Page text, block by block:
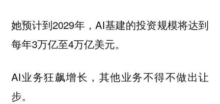
她预计到2029年，AI基建的投资规模将达到
每年3万亿至4万亿美元。
AI业务狂飙增长，其他业务不得不做出让
步。